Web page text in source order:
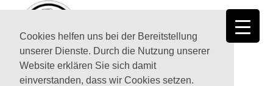
Cookies helfen uns bei der Bereitstellung
unserer Dienste. Durch die Nutzung unserer
Website erklären Sie sich damit
einverstanden, dass wir Cookies setzen.